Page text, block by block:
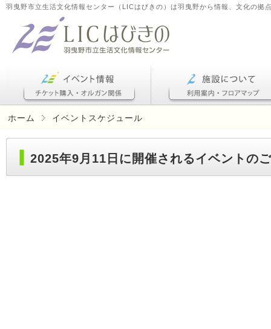
羽曳野市立生活文化情報センター（LICはびきの）は羽曳野から情報、文化の拠
ホーム イベントスケジュール
2025年9月11日に開催されるイベントの